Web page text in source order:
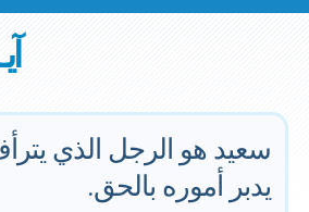
سعيد هو الرجل الذي
يدبر أموره بالحق.